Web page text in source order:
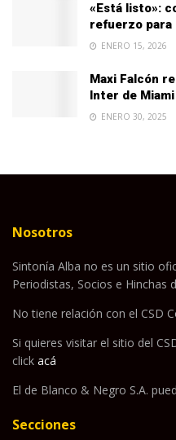
«Está listo»:
refuerzo para
ENERO 15, 2026
Maxi Falcón
Inter de Miami
ENERO 30, 2025
Nosotros
Sintonía Alba no es un sitio
Periodistas, Socios e Hinchas
No tiene relación con el CSD
Si quieres visitar el sitio del
click acá
El de Blanco & Negro S.A.
Secciones